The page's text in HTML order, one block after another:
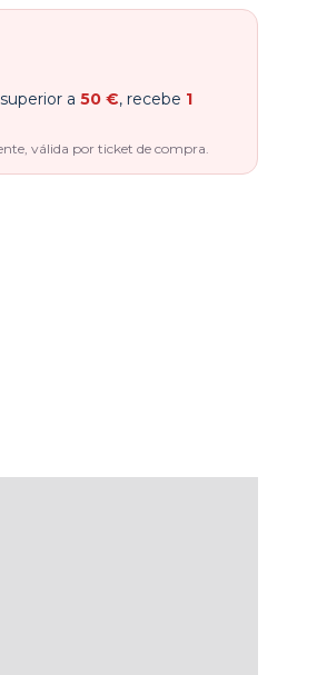
a 50 €, recebe 1
válida por ticket de compra.